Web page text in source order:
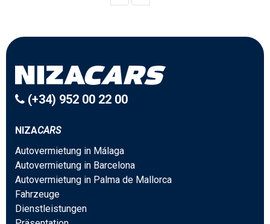
(+34) 952 00 22 00
NIZACARS
Autovermietung in Málaga
Autovermietung in Barcelona
Autovermietung in Palma de Mallorca
Fahrzeuge
Dienstleistungen